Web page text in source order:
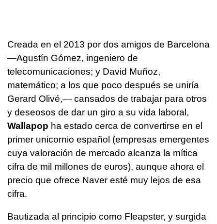
Creada en el 2013 por dos amigos de Barcelona
—Agustín Gómez, ingeniero de
telecomunicaciones; y David Muñoz,
matemático; a los que poco después se uniría
Gerard Olivé,— cansados de trabajar para otros
y deseosos de dar un giro a su vida laboral,
Wallapop ha estado cerca de convertirse en el
primer unicornio español (empresas emergentes
cuya valoración de mercado alcanza la mítica
cifra de mil millones de euros), aunque ahora el
precio que ofrece Naver esté muy lejos de esa
cifra.
Bautizada al principio como Fleapster, y surgida